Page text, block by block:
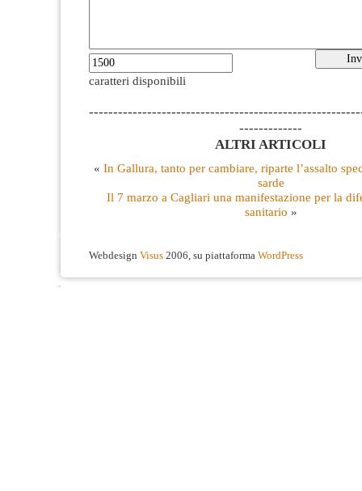
caratteri disponibili
-------------
ALTRI ARTICOLI
« In Gallura, tanto per cambiare, riparte l’assalto
sarde
Il 7 marzo a Cagliari una manifestazione per la
sanitario »
Webdesign Visus 2006, su piattaforma WordPress